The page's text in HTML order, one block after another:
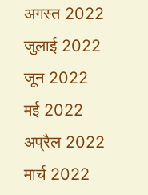
अगस्त 2022
जुलाई 2022
जून 2022
मई 2022
अप्रैल 2022
मार्च 2022